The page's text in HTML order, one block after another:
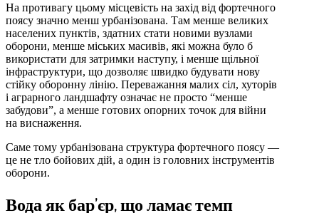
На противагу цьому місцевість на захід від фортечного
поясу значно менш урбанізована. Там менше великих
населених пунктів, здатних стати новими вузлами
оборони, менше міських масивів, які можна було б
використати для затримки наступу, і менше щільної
інфраструктури, що дозволяє швидко будувати нову
стійку оборонну лінію. Переважання малих сіл, хуторів
і аграрного ландшафту означає не просто “менше
забудови”, а менше готових опорних точок для війни
на виснаження.
Саме тому урбанізована структура фортечного поясу —
це не тло бойових дій, а один із головних інструментів
оборони.
Вода як бар’єр, що ламає темп